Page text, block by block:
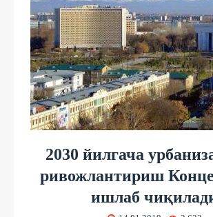
2030 йилгача
ривожлантириш
ишлаб